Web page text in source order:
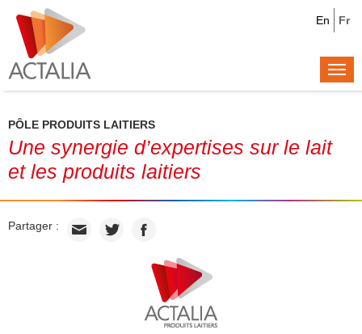
Fr
En
PÔLE PRODUITS LAITIERS
Une synergie d’expertises sur le lait
et les produits laitiers
Partager :